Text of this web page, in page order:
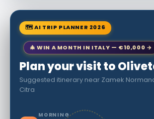
🗺 AI TRIP PLANNER 2026
🎄 WIN A MONTH IN ITALY — €10,000 →
Plan your visit to
Suggested itinerary near Zamek
Citra
MORNING